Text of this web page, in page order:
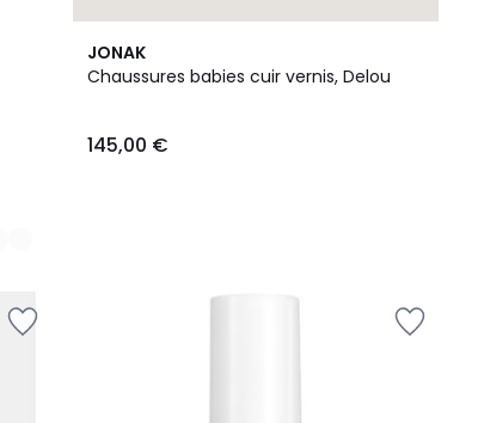
JONAK
Chaussures babies cuir vernis, Delou
145,00 €